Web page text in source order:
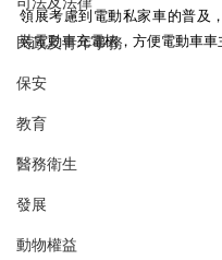
民政及青年事務
保安
教育
醫務衛生
發展
動物權益
領展考慮到電動私家車的普及
裝電動車充電樁，方便電動車車